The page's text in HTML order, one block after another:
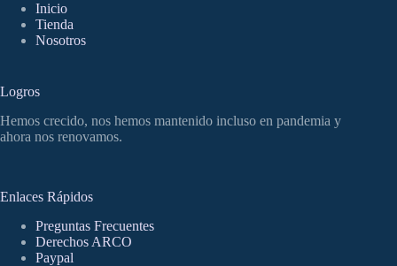
Inicio
Tienda
Nosotros
Logros
Hemos crecido, nos hemos mantenido incluso en pandemia y
ahora nos renovamos.
Enlaces Rápidos
Preguntas Frecuentes
Derechos ARCO
Paypal